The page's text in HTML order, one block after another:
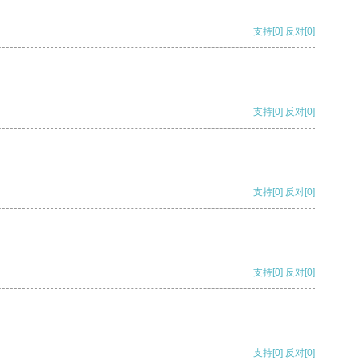
支持[0] 反对[0]
支持[0] 反对[0]
支持[0] 反对[0]
支持[0] 反对[0]
支持[0] 反对[0]